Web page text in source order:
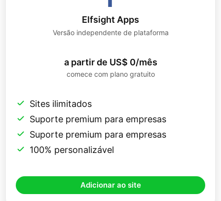
Elfsight Apps
Versão independente de plataforma
a partir de US$ 0/mês
comece com plano gratuito
Sites ilimitados
Suporte premium para empresas
Suporte premium para empresas
100% personalizável
Adicionar ao site